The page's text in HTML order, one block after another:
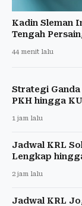
Kadin Sleman
Tengah
44 menit lalu
Strategi
PKH hingga
1 jam lalu
Jadwal KRL
Lengkap
2 jam lalu
Jadwal KRL